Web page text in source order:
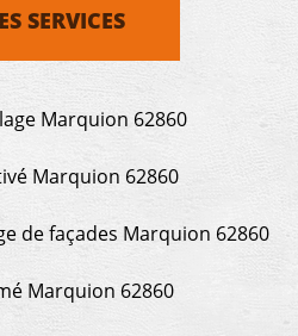
SERVICES
Marquion 62860
Marquion 62860
de façades Marquion 62860
Marquion 62860